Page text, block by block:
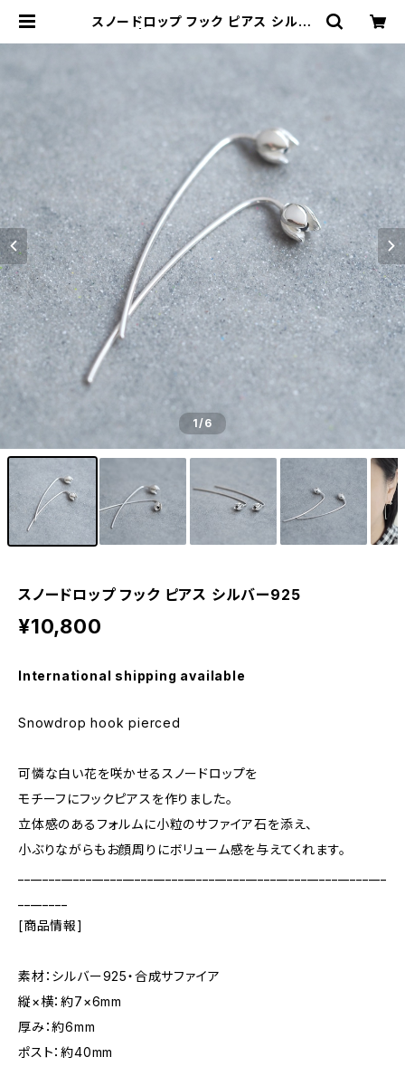
スノードロップ フック ピアス シルバ
1/6
スノードロップ フック ピアス シルバー925
¥10,800
International shipping available
Snowdrop hook pierced
可憐な白い花を咲かせるスノードロップを
モチーフにフックピアスを作りました。
立体感のあるフォルムに小粒のサファイア石を添え、
小ぶりながらもお顔周りにボリューム感を与えてくれます。
[商品情報]
素材：シルバー925・合成サファイア
縦×横：約7×6mm
厚み：約6mm
ポスト：約40mm